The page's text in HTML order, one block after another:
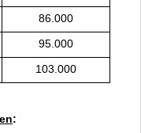
86.000
95.000
103.000
: